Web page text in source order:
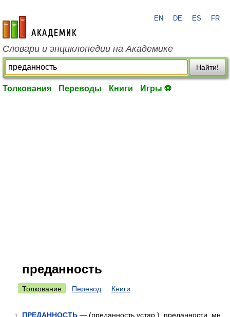
academic.ru
EN DE ES FR
Словари и энциклопедии на Академике
Найти!
Толкования Переводы Книги Игры ⚽
преданность
Толкование Перевод Книги
ПРЕДАННОСТЬ — (преданность устар.), преданности, мн.